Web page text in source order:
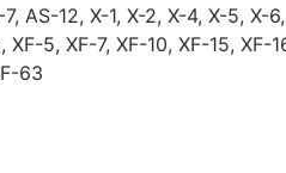
AS-12, X-1, X-2, X-4, X-5, X-
XF-5, XF-7, XF-10, XF-15, XF-
63